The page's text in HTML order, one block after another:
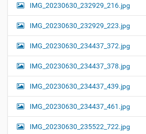
IMG_20230630_232929_216.jpg
IMG_20230630_232929_223.jpg
IMG_20230630_234437_372.jpg
IMG_20230630_234437_378.jpg
IMG_20230630_234437_439.jpg
IMG_20230630_234437_461.jpg
IMG_20230630_235522_722.jpg